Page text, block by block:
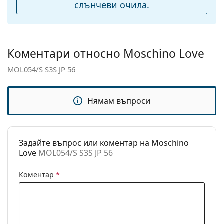
Не
Кутия:
Да
почистване:
Категория:
Марка:
Moschino Love
Предназначение:
слънчеви очила.
Коментари относно Moschino Love
MOL054/S S3S JP 56
Нямам въпроси
Задайте въпрос или коментар на Moschino
Love MOL054/S S3S JP 56
Коментар *